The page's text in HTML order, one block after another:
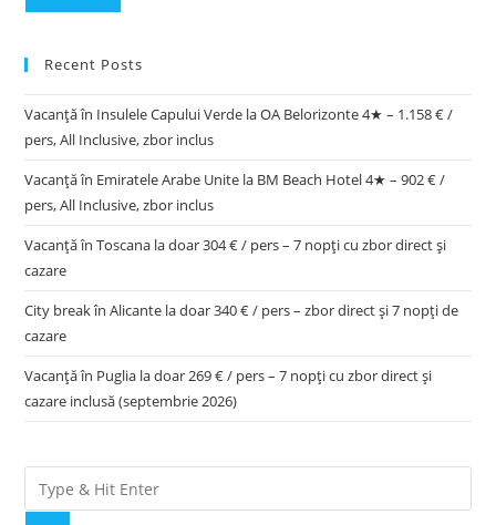
Recent Posts
Vacanță în Insulele Capului Verde la OA Belorizonte 4★ – 1.158 € /
pers, All Inclusive, zbor inclus
Vacanță în Emiratele Arabe Unite la BM Beach Hotel 4★ – 902 € /
pers, All Inclusive, zbor inclus
Vacanță în Toscana la doar 304 € / pers – 7 nopți cu zbor direct și
cazare
City break în Alicante la doar 340 € / pers – zbor direct și 7 nopți de
cazare
Vacanță în Puglia la doar 269 € / pers – 7 nopți cu zbor direct și
cazare inclusă (septembrie 2026)